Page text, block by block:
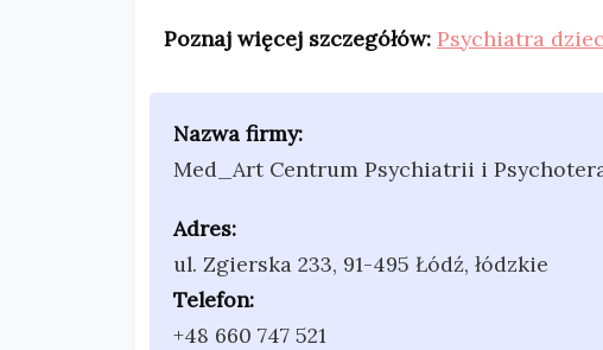
Poznaj więcej szczegółów: Psychiatra
Nazwa firmy:
Med_Art Centrum Psychiatrii i
Adres:
ul. Zgierska 233, 91-495 Łódź, łódzkie
Telefon:
+48 660 747 521